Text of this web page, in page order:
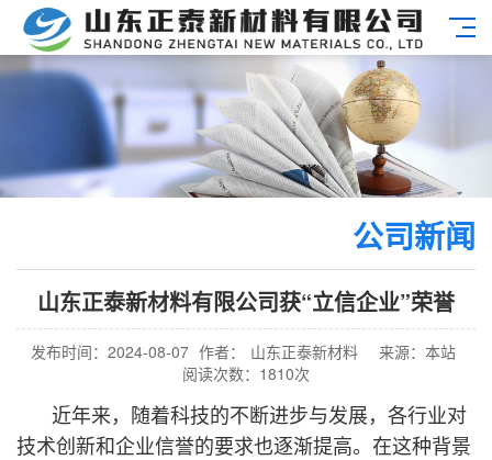
公司新闻
山东正泰新材料有限公司获“立信企业”荣誉
发布时间：2024-08-07 作者： 山东正泰新材料
来源：本站
阅读次数：1810次
近年来，随着科技的不断进步与发展，各行业对
技术创新和企业信誉的要求也逐渐提高。在这种背景